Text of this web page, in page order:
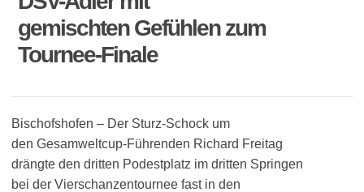
gemischten Gefühlen zum
Tournee-Finale
Bischofshofen – Der Sturz-Schock um
den Gesamweltcup-Führenden Richard Freitag
drängte den dritten Podestplatz im dritten Springen
bei der Vierschanzentournee fast in den